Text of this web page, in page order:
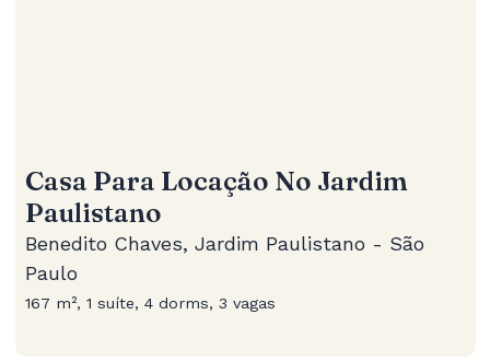
Casa Para Locação No Jardim
Paulistano
Benedito Chaves, Jardim Paulistano - São
Paulo
167 m², 1 suíte, 4 dorms, 3 vagas